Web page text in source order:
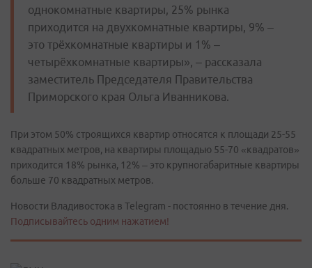
однокомнатные квартиры, 25% рынка
приходится на двухкомнатные квартиры, 9% –
это трёхкомнатные квартиры и 1% –
четырёхкомнатные квартиры», – рассказала
заместитель Председателя Правительства
Приморского края Ольга Иванникова.
При этом 50% строящихся квартир относятся к площади 25-55
квадратных метров, на квартиры площадью 55-70 «квадратов»
приходится 18% рынка, 12% – это крупногабаритные квартиры
больше 70 квадратных метров.
Новости Владивостока в Telegram - постоянно в течение дня.
Подписывайтесь одним нажатием!